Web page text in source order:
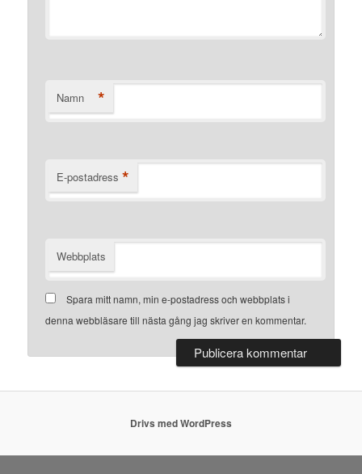
Namn *
E-postadress *
Webbplats
Spara mitt namn, min e-postadress och webbplats i
denna webbläsare till nästa gång jag skriver en kommentar.
Drivs med WordPress